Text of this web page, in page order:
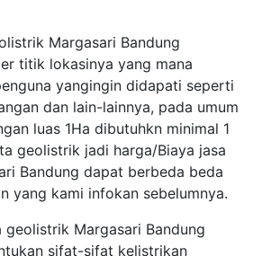
Margasari Bandung
titik lokasinya yang mana
yangingin didapati seperti
dan lain-lainnya, pada umum
luas 1Ha dibutuhkn minimal 1
geolistrik jadi harga/Biaya jasa
Bandung dapat berbeda beda
yang kami infokan sebelumnya.
geolistrik Margasari Bandung
sifat-sifat kelistrikan